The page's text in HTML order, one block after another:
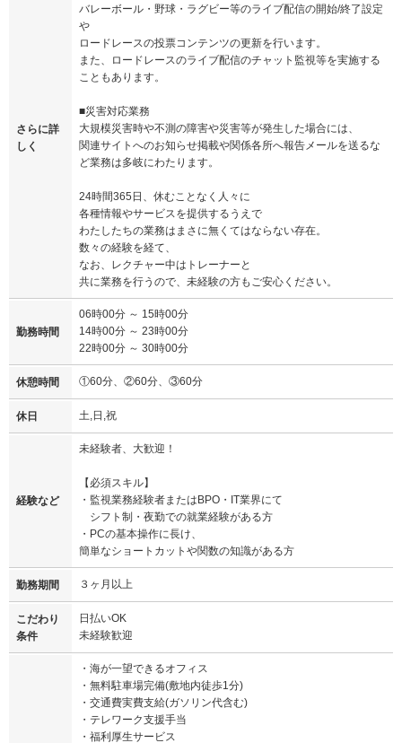
さらに詳
しく
バレーボール・野球・ラグビー等のライブ配信の開始/終了設定
や
ロードレースの投票コンテンツの更新を行います。
また、ロードレースのライブ配信のチャット監視等を実施する
こともあります。
■災害対応業務
大規模災害時や不測の障害や災害等が発生した場合には、
関連サイトへのお知らせ掲載や関係各所へ報告メールを送るな
ど業務は多岐にわたります。
24時間365日、休むことなく人々に
各種情報やサービスを提供するうえで
わたしたちの業務はまさに無くてはならない存在。
数々の経験を経て、
なお、レクチャー中はトレーナーと
共に業務を行うので、未経験の方もご安心ください。
勤務時間
06時00分 ～ 15時00分
14時00分 ～ 23時00分
22時00分 ～ 30時00分
休憩時間 ①60分、②60分、③60分
休日 土,日,祝
経験など
未経験者、大歓迎！
【必須スキル】
・監視業務経験者またはBPO・IT業界にて
シフト制・夜勤での就業経験がある方
・PCの基本操作に長け、
簡単なショートカットや関数の知識がある方
勤務期間 ３ヶ月以上
こだわり
条件
日払いOK
未経験歓迎
・海が一望できるオフィス
・無料駐車場完備(敷地内徒歩1分)
・交通費実費支給(ガソリン代含む)
・テレワーク支援手当
・福利厚生サービス